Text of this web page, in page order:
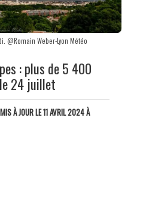
@Romain Weber-Lyon Météo
: plus de 5 400
24 juillet
À JOUR LE 11 AVRIL 2024 À